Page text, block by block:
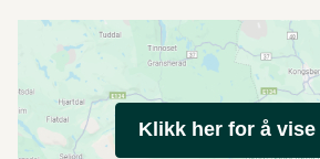
Klikk her for å